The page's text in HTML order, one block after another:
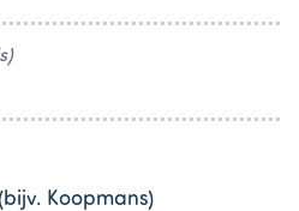
Koopmans)